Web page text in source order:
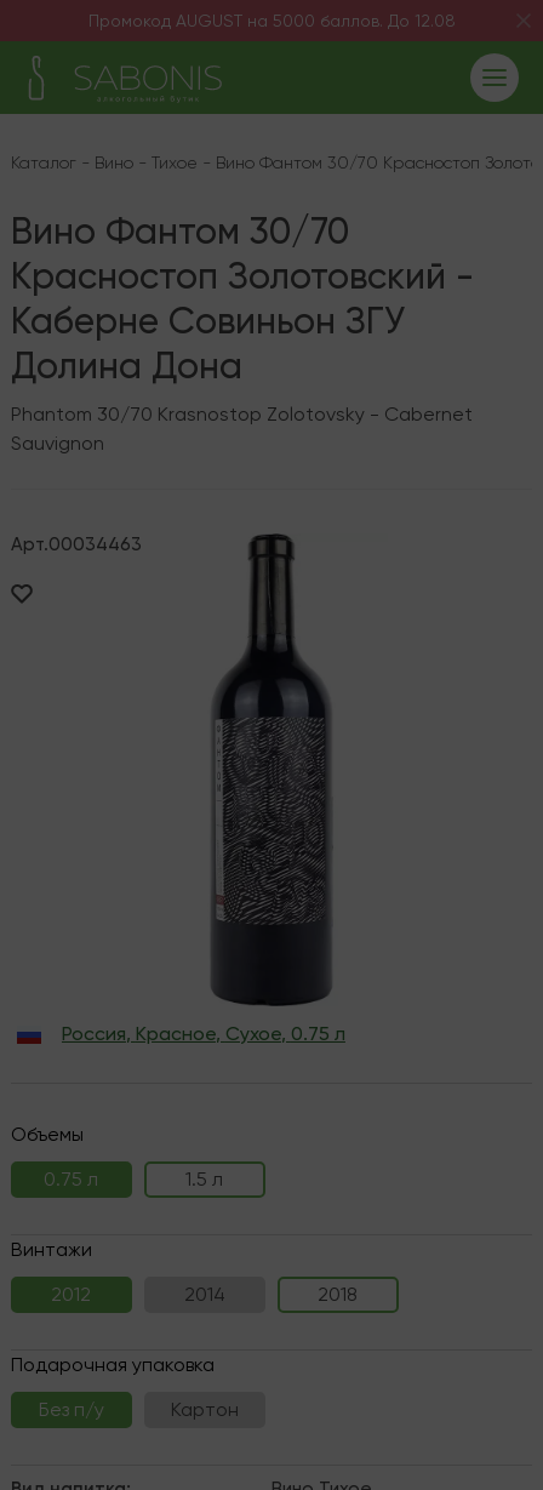
Промокод AUGUST на 5000 баллов. До 12.08
Каталог - Вино- Тихое - Вино Фантом 30/70 Красностоп
Вино Фантом 30/70
Красностоп Золотовский -
Каберне Совиньон ЗГУ
Долина Дона
Phantom 30/70 Krasnostop Zolotovsky - Cabernet
Sauvignon
Арт.00034463
Россия, Красное, Сухое, 0.75 л
Объемы
0.75 л
1.5 л
Винтажи
2012
2014 2018
Подарочная упаковка
Без п/у
Картон